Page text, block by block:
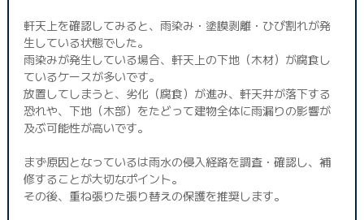
軒天上を確認してみると、雨染み・塗膜剥離・ひび割れが発
生している状態でした。
雨染みが発生している場合、軒天上の下地（木材）が腐食し
ているケースが多いです。
放置してしまうと、劣化（腐食）が進み、軒天井が落下する
恐れや、下地（木部）をたどって建物全体に雨漏りの影響が
及ぶ可能性が高いです。
まず原因となっているは雨水の侵入経路を調査・確認し、補
修することが大切なポイント。
その後、重ね張りた張り替えの保護を推奨します。